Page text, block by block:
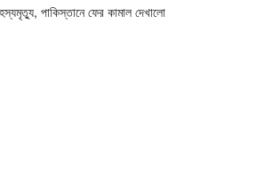
পাকিস্তানে ফের কামাল দেখালো